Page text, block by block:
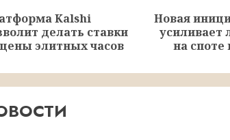
Предыдущая
запись:
Kalshi
делать ставки
элитных часов
Следующая
запись:
Новая
усиливает
на споте